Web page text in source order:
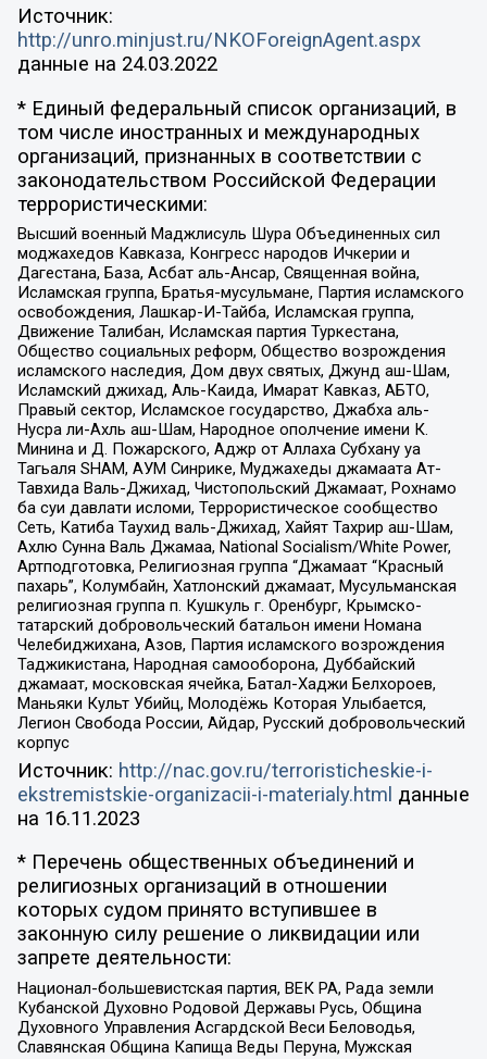
Источник:
http://unro.minjust.ru/NKOForeignAgent.aspx
данные на 24.03.2022
* Единый федеральный список организаций, в
том числе иностранных и международных
организаций, признанных в соответствии с
законодательством Российской Федерации
террористическими:
Высший военный Маджлисуль Шура Объединенных сил
моджахедов Кавказа, Конгресс народов Ичкерии и
Дагестана, База, Асбат аль-Ансар, Священная война,
Исламская группа, Братья-мусульмане, Партия исламского
освобождения, Лашкар-И-Тайба, Исламская группа,
Движение Талибан, Исламская партия Туркестана,
Общество социальных реформ, Общество возрождения
исламского наследия, Дом двух святых, Джунд аш-Шам,
Исламский джихад, Аль-Каида, Имарат Кавказ, АБТО,
Правый сектор, Исламское государство, Джабха аль-
Нусра ли-Ахль аш-Шам, Народное ополчение имени К.
Минина и Д. Пожарского, Аджр от Аллаха Субхану уа
Тагьаля SHAM, АУМ Синрике, Муджахеды джамаата Ат-
Тавхида Валь-Джихад, Чистопольский Джамаат, Рохнамо
ба суи давлати исломи, Террористическое сообщество
Сеть, Катиба Таухид валь-Джихад, Хайят Тахрир аш-Шам,
Ахлю Сунна Валь Джамаа, National Socialism/White Power,
Артподготовка, Религиозная группа “Джамаат “Красный
пахарь”, Колумбайн, Хатлонский джамаат, Мусульманская
религиозная группа п. Кушкуль г. Оренбург, Крымско-
татарский добровольческий батальон имени Номана
Челебиджихана, Азов, Партия исламского возрождения
Таджикистана, Народная самооборона, Дуббайский
джамаат, московская ячейка, Батал-Хаджи Белхороев,
Маньяки Культ Убийц, Молодёжь Которая Улыбается,
Легион Свобода России, Айдар, Русский добровольческий
корпус
Источник: http://nac.gov.ru/terroristicheskie-i-
ekstremistskie-organizacii-i-materialy.html данные
на 16.11.2023
* Перечень общественных объединений и
религиозных организаций в отношении
которых судом принято вступившее в
законную силу решение о ликвидации или
запрете деятельности:
Национал-большевистская партия, ВЕК РА, Рада земли
Кубанской Духовно Родовой Державы Русь, Община
Духовного Управления Асгардской Веси Беловодья,
Славянская Община Капища Веды Перуна, Мужская